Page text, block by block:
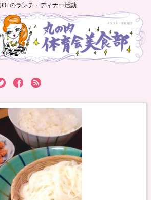
のランチ・ディナー活動